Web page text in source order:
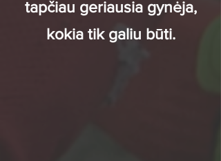
tapčiau geriausia gynėja,
kokia tik galiu būti.